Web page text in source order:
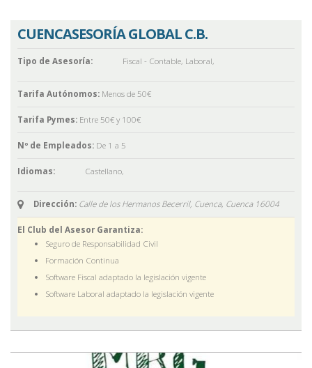
CUENCASESORÍA GLOBAL C.B.
Tipo de Asesoría: Fiscal - Contable, Laboral,
Tarifa Autónomos: Menos de 50€
Tarifa Pymes: Entre 50€ y 100€
Nº de Empleados: De 1 a 5
Idiomas: Castellano,
Dirección: Calle de los Hermanos Becerril, Cuenca, Cuenca 16004
El Club del Asesor Garantiza:
Seguro de Responsabilidad Civil
Formación Continua
Software Fiscal adaptado la legislación vigente
Software Laboral adaptado la legislación vigente